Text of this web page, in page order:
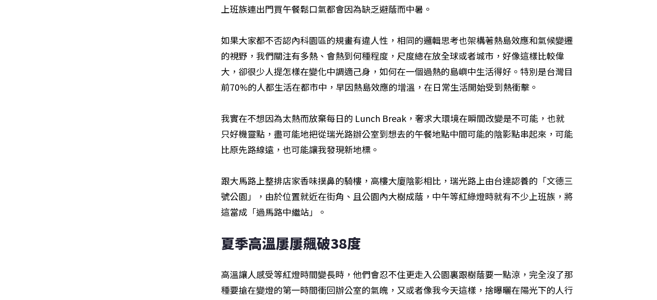
上班族連出門買午餐鬆口氣都會因為缺乏避蔭而中暑。
如果大家都不否認內科園區的規畫有違人性，相同的邏輯思考也架構著熱島效應和氣候變遷
的視野，我們關注有多熱、會熱到何種程度，尺度總在放全球或者城市，好像這樣比較偉
大，卻很少人提怎樣在變化中調適己身，如何在一個過熱的島嶼中生活得好。特別是台灣目
前70%的人都生活在都市中，早因熱島效應的增溫，在日常生活開始受到熱衝擊。
我實在不想因為太熱而放棄每日的 Lunch Break，奢求大環境在瞬間改變是不可能，也就
只好機靈點，盡可能地把從瑞光路辦公室到想去的午餐地點中間可能的陰影點串起來，可能
比原先路線遠，也可能讓我發現新地標。
跟大馬路上整排店家香味撲鼻的騎樓，高樓大廈陰影相比，瑞光路上由台達認養的「文德三
號公園」，由於位置就近在街角、且公園內大樹成蔭，中午等紅綠燈時就有不少上班族，將
這當成「過馬路中繼站」。
夏季高溫屢屢飆破38度
高溫讓人感受等紅燈時間變長時，他們會忍不住更走入公園裏跟樹蔭要一點涼，完全沒了那
種要搶在變燈的第一時間衝回辦公室的氣魄，又或者像我今天這樣，捨曝曬在陽光下的人行